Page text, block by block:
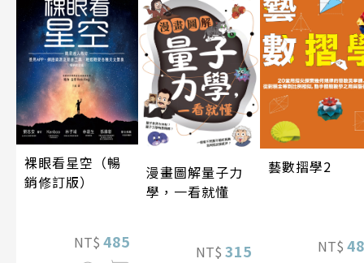
裸眼看星空（暢
銷修訂版）
NT$ 485
漫畫圖解量子力
學，一看就懂
NT$ 315
藝數摺學2
NT$